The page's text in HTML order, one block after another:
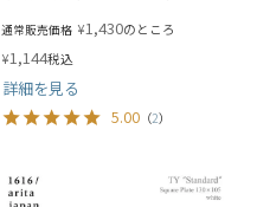
通常販売価格 ¥1,430のところ
¥1,144税込
詳細を見る
5.00 （2）